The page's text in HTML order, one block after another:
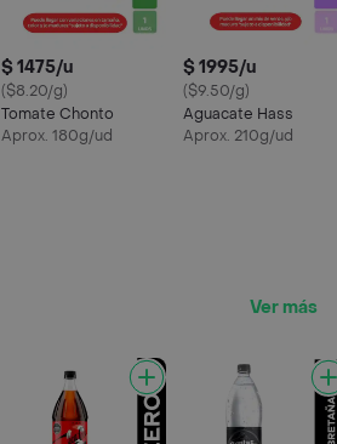
$ 1475/u
($8.20/g)
Tomate Chonto
Aprox. 180g/ud
$ 1995/u
($9.50/g)
Aguacate Hass
Aprox. 210g/ud
Ver más